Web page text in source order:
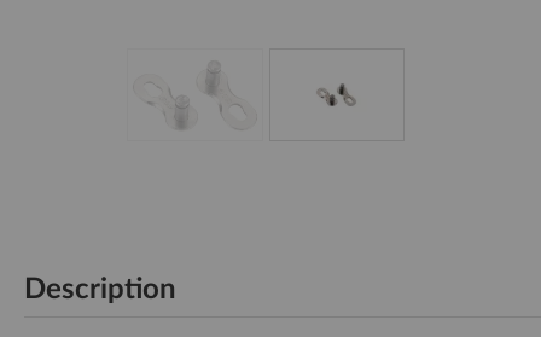
Description